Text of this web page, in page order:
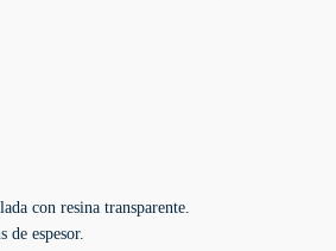
W
con resina transparente.
de espesor.